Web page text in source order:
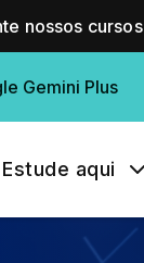
nossos cursos
Gemini Plus
Estude aqui